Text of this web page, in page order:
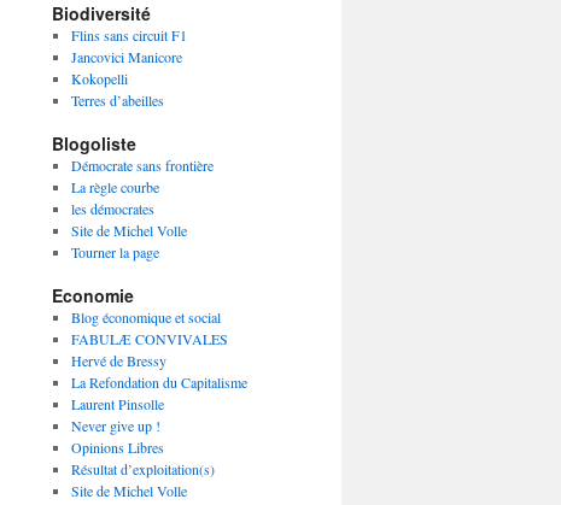
c
h
i
v
e
Biodiversité
Flins sans circuit F1
Jancovici Manicore
Kokopelli
Terres d’abeilles
Blogoliste
Démocrate sans frontière
La règle courbe
les démocrates
Site de Michel Volle
Tourner la page
Economie
Blog économique et social
FABULÆ CONVIVALES
Hervé de Bressy
La Refondation du Capitalisme
Laurent Pinsolle
Never give up !
Opinions Libres
Résultat d’exploitation(s)
Site de Michel Volle